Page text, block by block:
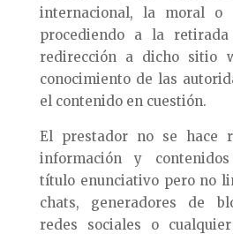
internacional, la moral o
procediendo a la
redirección a dicho sitio
conocimiento de las
el contenido en cuestión.
El prestador no se hace
información y
título enunciativo pero no
chats, generadores de
redes sociales o